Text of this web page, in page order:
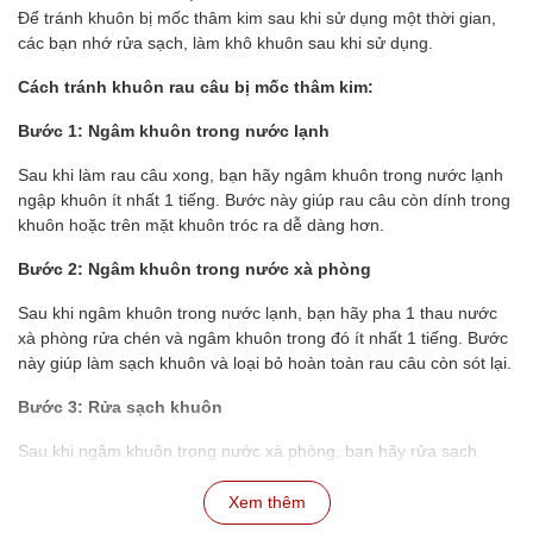
Để tránh khuôn bị mốc thâm kim sau khi sử dụng một thời gian,
các bạn nhớ rửa sạch, làm khô khuôn sau khi sử dụng.
Cách tránh khuôn rau câu bị mốc thâm kim:
Bước 1: Ngâm khuôn trong nước lạnh
Sau khi làm rau câu xong, bạn hãy ngâm khuôn trong nước lạnh
ngập khuôn ít nhất 1 tiếng. Bước này giúp rau câu còn dính trong
khuôn hoặc trên mặt khuôn tróc ra dễ dàng hơn.
Bước 2: Ngâm khuôn trong nước xà phòng
Sau khi ngâm khuôn trong nước lạnh, bạn hãy pha 1 thau nước
xà phòng rửa chén và ngâm khuôn trong đó ít nhất 1 tiếng. Bước
này giúp làm sạch khuôn và loại bỏ hoàn toàn rau câu còn sót lại.
Bước 3: Rửa sạch khuôn
Sau khi ngâm khuôn trong nước xà phòng, bạn hãy rửa sạch
Bước 4: Phơi khô khuôn
Xem thêm